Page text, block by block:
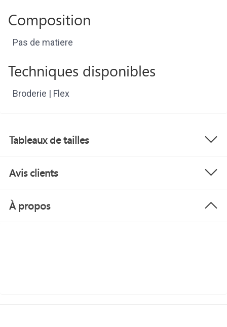
Composition
Pas de matiere
Techniques disponibles
Broderie | Flex
Tableaux de tailles
Avis clients
À propos